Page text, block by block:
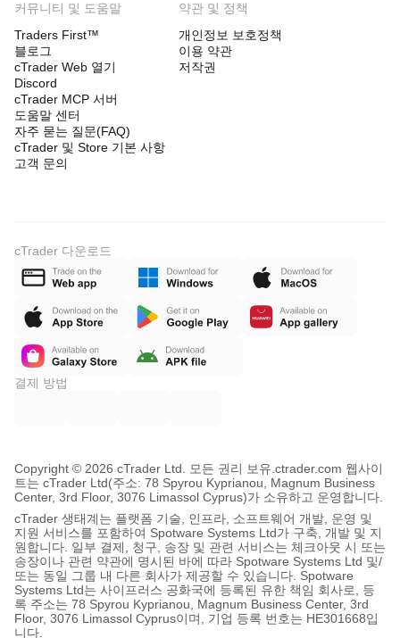
커뮤니티 및 도움말
Traders First™
블로그
cTrader Web 열기
Discord
cTrader MCP 서버
도움말 센터
자주 묻는 질문(FAQ)
cTrader 및 Store 기본 사항
고객 문의
약관 및 정책
개인정보 보호정책
이용 약관
저작권
cTrader 다운로드
결제 방법
Copyright © 2026 cTrader Ltd. 모든 권리 보유. ctrader.com 웹사이
트는 cTrader Ltd(주소: 78 Spyrou Kyprianou, Magnum Business
Center, 3rd Floor, 3076 Limassol Cyprus)가 소유하고 운영합니다.
cTrader 생태계는 플랫폼 기술, 인프라, 소프트웨어 개발, 운영 및
지원 서비스를 포함하여 Spotware Systems Ltd가 구축, 개발 및 지
원합니다. 일부 결제, 청구, 송장 및 관련 서비스는 체크아웃 시 또는
송장이나 관련 약관에 명시된 바에 따라 Spotware Systems Ltd 및/
또는 동일 그룹 내 다른 회사가 제공할 수 있습니다. Spotware
Systems Ltd는 사이프러스 공화국에 등록된 유한 책임 회사로, 등
록 주소는 78 Spyrou Kyprianou, Magnum Business Center, 3rd
Floor, 3076 Limassol Cyprus이며, 기업 등록 번호는 HE301668입
니다.